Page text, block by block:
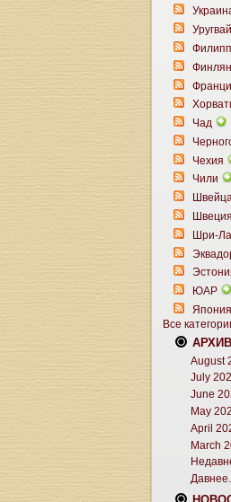
Уругвай
Чад
Чехия
Чили
Швеция
Шри-
ЮАР
Япония
Все
August
July
June
May
April
March